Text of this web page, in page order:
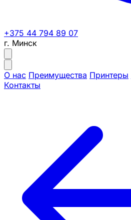
+375 44 794 89 07
г. Минск
О нас Преимущества Принтеры
Контакты